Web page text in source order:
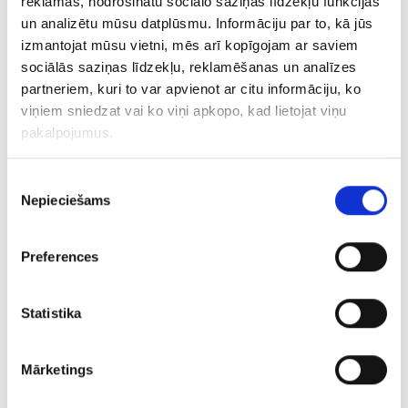
un analizētu mūsu datplūsmu. Informāciju par to, kā jūs
izmantojat mūsu vietni, mēs arī kopīgojam ar saviem
sociālās saziņas līdzekļu, reklamēšanas un analīzes
partneriem, kuri to var apvienot ar citu informāciju, ko
viņiem sniedzat vai ko viņi apkopo, kad lietojat viņu
pakalpojumus.
izvēle
Nepieciešams
Preferences
Statistika
Mārketings
Liftime Tools Z1J-HF-13 (620-4561)